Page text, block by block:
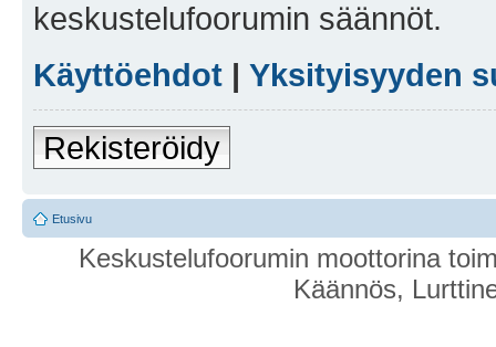
keskustelufoorumin säännöt.
Käyttöehdot | Yksityisyyden
Rekisteröidy
Etusivu
Keskustelufoorumin moottorina
Käännös,